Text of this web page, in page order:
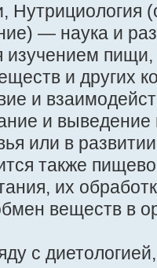
Нутрициология
— наука и
изучением пищи,
и других
и
и выведение
или в
также
их
веществ в
с